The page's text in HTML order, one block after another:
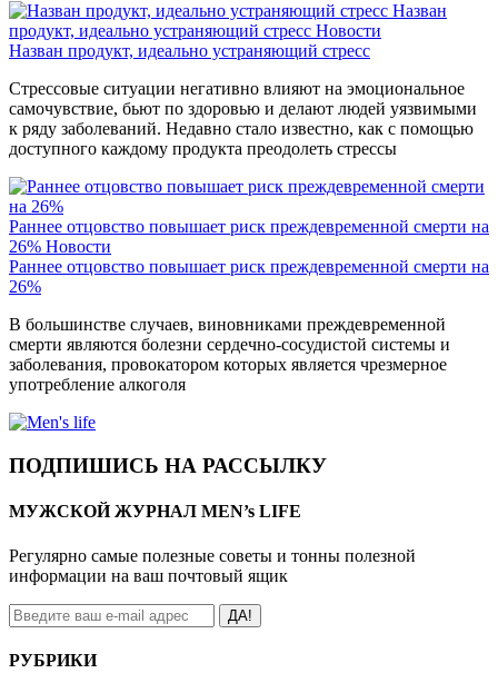
Назван
продукт, идеально устраняющий стресс Новости
Назван продукт, идеально устраняющий стресс
Стрессовые ситуации негативно влияют на эмоциональное
самочувствие, бьют по здоровью и делают людей уязвимыми
к ряду заболеваний. Недавно стало известно, как с помощью
доступного каждому продукта преодолеть стрессы
Раннее отцовство повышает риск преждевременной смерти на
26% Новости
Раннее отцовство повышает риск преждевременной смерти на
26%
В большинстве случаев, виновниками преждевременной
смерти являются болезни сердечно-сосудистой системы и
заболевания, провокатором которых является чрезмерное
употребление алкоголя
ПОДПИШИСЬ НА РАССЫЛКУ
МУЖСКОЙ ЖУРНАЛ MEN’s LIFE
Регулярно самые полезные советы и тонны полезной
информации на ваш почтовый ящик
ДА!
РУБРИКИ